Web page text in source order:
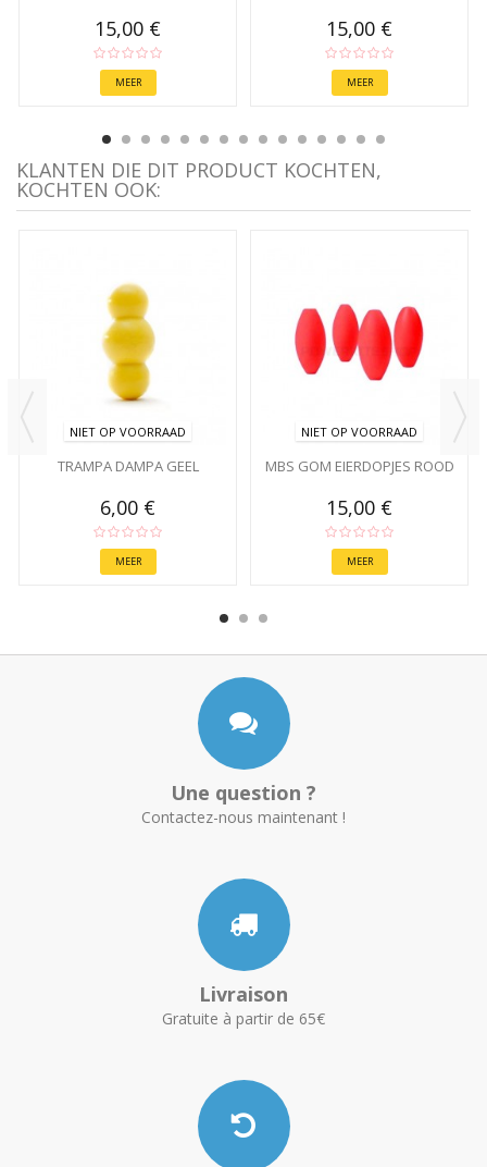
15,00 €
MEER
15,00 €
MEER
KLANTEN DIE DIT PRODUCT KOCHTEN,
KOCHTEN OOK:
NIET OP VOORRAAD
TRAMPA DAMPA GEEL
6,00 €
MEER
NIET OP VOORRAAD
MBS GOM EIERDOPJES ROOD
15,00 €
MEER
Une question ?
Contactez-nous maintenant !
Livraison
Gratuite à partir de 65€